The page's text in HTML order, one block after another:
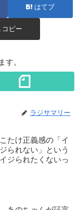
はてブ
コピー
す。
ラジサマリー
たけ正義感の「イ
られない」という
ジられたくないっ